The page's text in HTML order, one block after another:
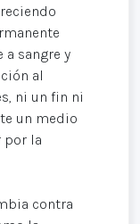
sangre y
al
ni un fin ni
un medio
por la
contra